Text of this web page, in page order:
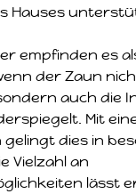
Hauses
empfinden es
der Zaun
auch die
Mit
gelingt dies in
Vielzahl an
lässt